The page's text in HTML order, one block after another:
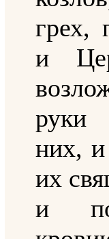
грех,
и
руки
них,
их
и